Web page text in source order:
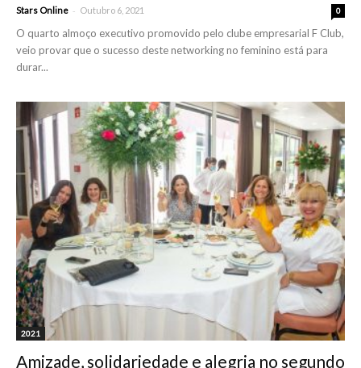
Stars Online - Outubro 6, 2021 0
O quarto almoço executivo promovido pelo clube empresarial F Club,
veio provar que o sucesso deste networking no feminino está para
durar...
2021
Amizade, solidariedade e alegria no segundo